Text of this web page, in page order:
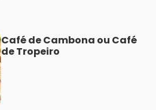
Café de Cambona ou Café
de Tropeiro